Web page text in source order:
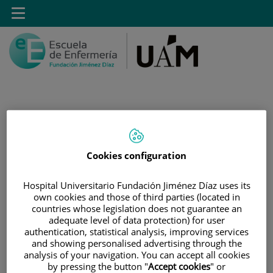
Saltar al contenido
Toggle
navigation
INICIO|ESTUDIOS| POSTGRADO
MÁSTER UNIVERSITARIO* EN CUIDADOS AVANZADOS
DEL PACIENTE EN ANESTESIA, REANIMACIÓN Y
TRATAMIENTO DEL DOLOR
DIRECCIÓN ACADÉMICA
Cookies configuration
Hospital Universitario Fundación Jiménez Díaz uses its
own cookies and those of third parties (located in
countries whose legislation does not guarantee an
adequate level of data protection) for user
authentication, statistical analysis, improving services
and showing personalised advertising through the
analysis of your navigation. You can accept all cookies
by pressing the button "Accept cookies" or